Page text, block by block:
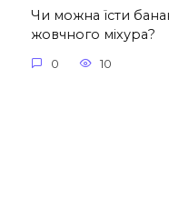
Чи можна їсти
жовчного міхура?
0 10